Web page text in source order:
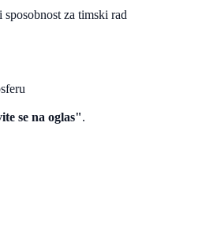
za timski rad
se na oglas".